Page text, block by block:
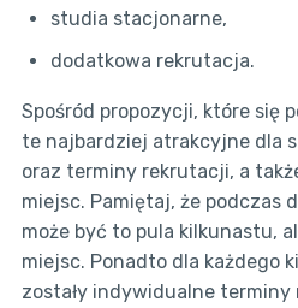
studia stacjonarne,
dodatkowa rekrutacja.
Spośród propozycji, które się
te najbardziej atrakcyjne dla
oraz terminy rekrutacji, a
miejsc. Pamiętaj, że podczas
może być to pula kilkunastu,
miejsc. Ponadto dla każdego
zostały indywidualne terminy